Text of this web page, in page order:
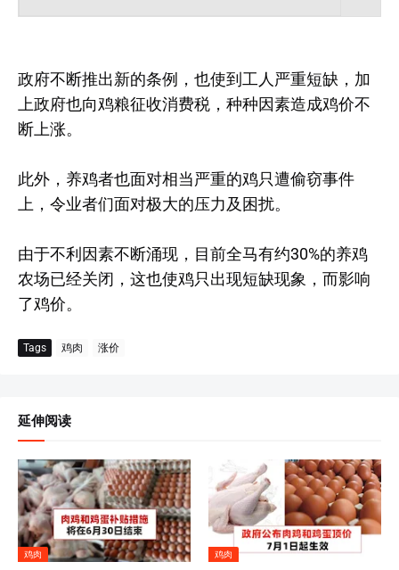
政府不断推出新的条例，也使到工人严重短缺，加
上政府也向鸡粮征收消费税，种种因素造成鸡价不
断上涨。
此外，养鸡者也面对相当严重的鸡只遭偷窃事件
上，令业者们面对极大的压力及困扰。
由于不利因素不断涌现，目前全马有约30%的养鸡
农场已经关闭，这也使鸡只出现短缺现象，而影响
了鸡价。
Tags 鸡肉 涨价
延伸阅读
鸡肉 鸡肉